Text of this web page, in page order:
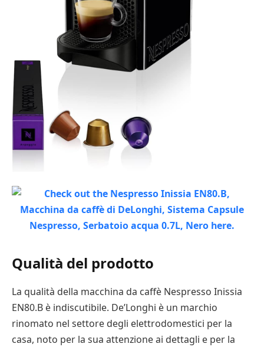
Qualità del prodotto
La qualità della macchina da caffè Nespresso Inissia
EN80.B è indiscutibile. De’Longhi è un marchio
rinomato nel settore degli elettrodomestici per la
casa, noto per la sua attenzione ai dettagli e per la